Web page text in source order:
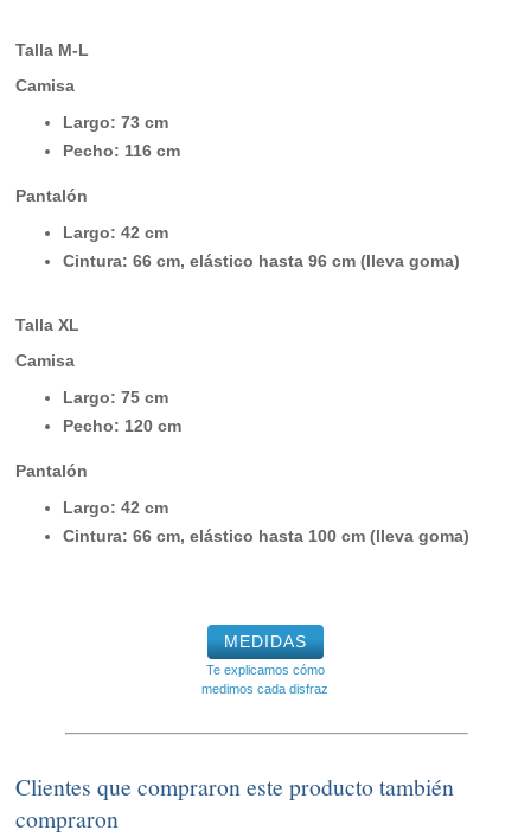
Talla M-L
Camisa
Largo: 73 cm
Pecho: 116 cm
Pantalón
Largo: 42 cm
Cintura: 66 cm, elástico hasta 96 cm (lleva goma)
Talla XL
Camisa
Largo: 75 cm
Pecho: 120 cm
Pantalón
Largo: 42 cm
Cintura: 66 cm, elástico hasta 100 cm (lleva goma)
MEDIDAS
Te explicamos cómo
medimos cada disfraz
Clientes que compraron este producto también
compraron